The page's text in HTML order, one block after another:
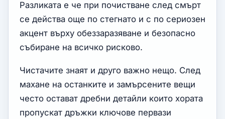
Разликата е че при почистване след смърт
се действа още по стегнато и с по сериозен
акцент върху обеззаразяване и безопасно
събиране на всичко рисково.
Чистачите знаят и друго важно нещо. След
махане на останките и замърсените вещи
често остават дребни детайли които хората
пропускат дръжки ключове первази